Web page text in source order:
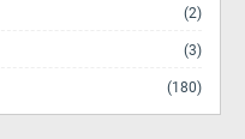
(2)
(3)
(180)